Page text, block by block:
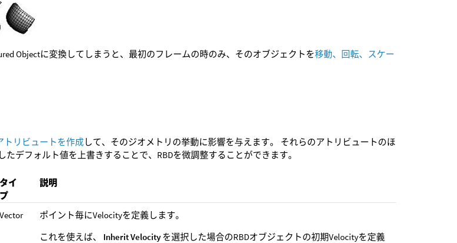
Objectに変換してしまうと、最初のフレームの時のみ、そのオブジェクトを移動、回転、スケー
トリビュートを作成して、そのジオメトリの挙動に影響を与えます。 それらのアトリビュートのほ
たデフォルト値を上書きすることで、RBDを微調整することができます。
タイ
プ
説明
Vector
ポイント毎にVelocityを定義します。
これを使えば、 Inherit Velocity を選択した場合のRBDオブジェクトの初期Velocityを定義